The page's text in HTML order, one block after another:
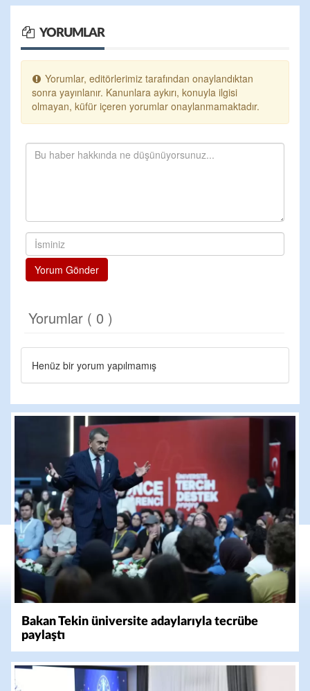
YORUMLAR
Yorumlar, editörlerimiz tarafından onaylandıktan
sonra yayınlanır. Kanunlara aykırı, konuyla ilgisi
olmayan, küfür içeren yorumlar onaylanmamaktadır.
Yorum Gönder
Yorumlar ( 0 )
Henüz bir yorum yapılmamış
Bakan Tekin üniversite adaylarıyla tecrübe
paylaştı